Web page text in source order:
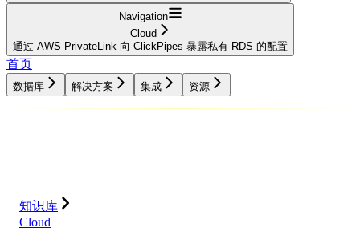
Navigation
Cloud
通过 AWS PrivateLink 向 ClickPipes 暴露私有 RDS 的配置
首页
数据库 解决方案 集成 资源
知识库
Cloud